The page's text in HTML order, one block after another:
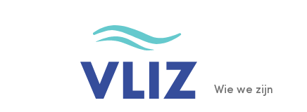
Main
Wie we zijn